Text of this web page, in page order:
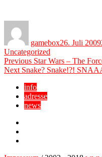
gamebox26. Juli 2009
Uncategorized
Beitragsnavigation
Previous Previous
post:
Star Wars – The
Next Next
Snake? Snake!?!
info
adresse
news